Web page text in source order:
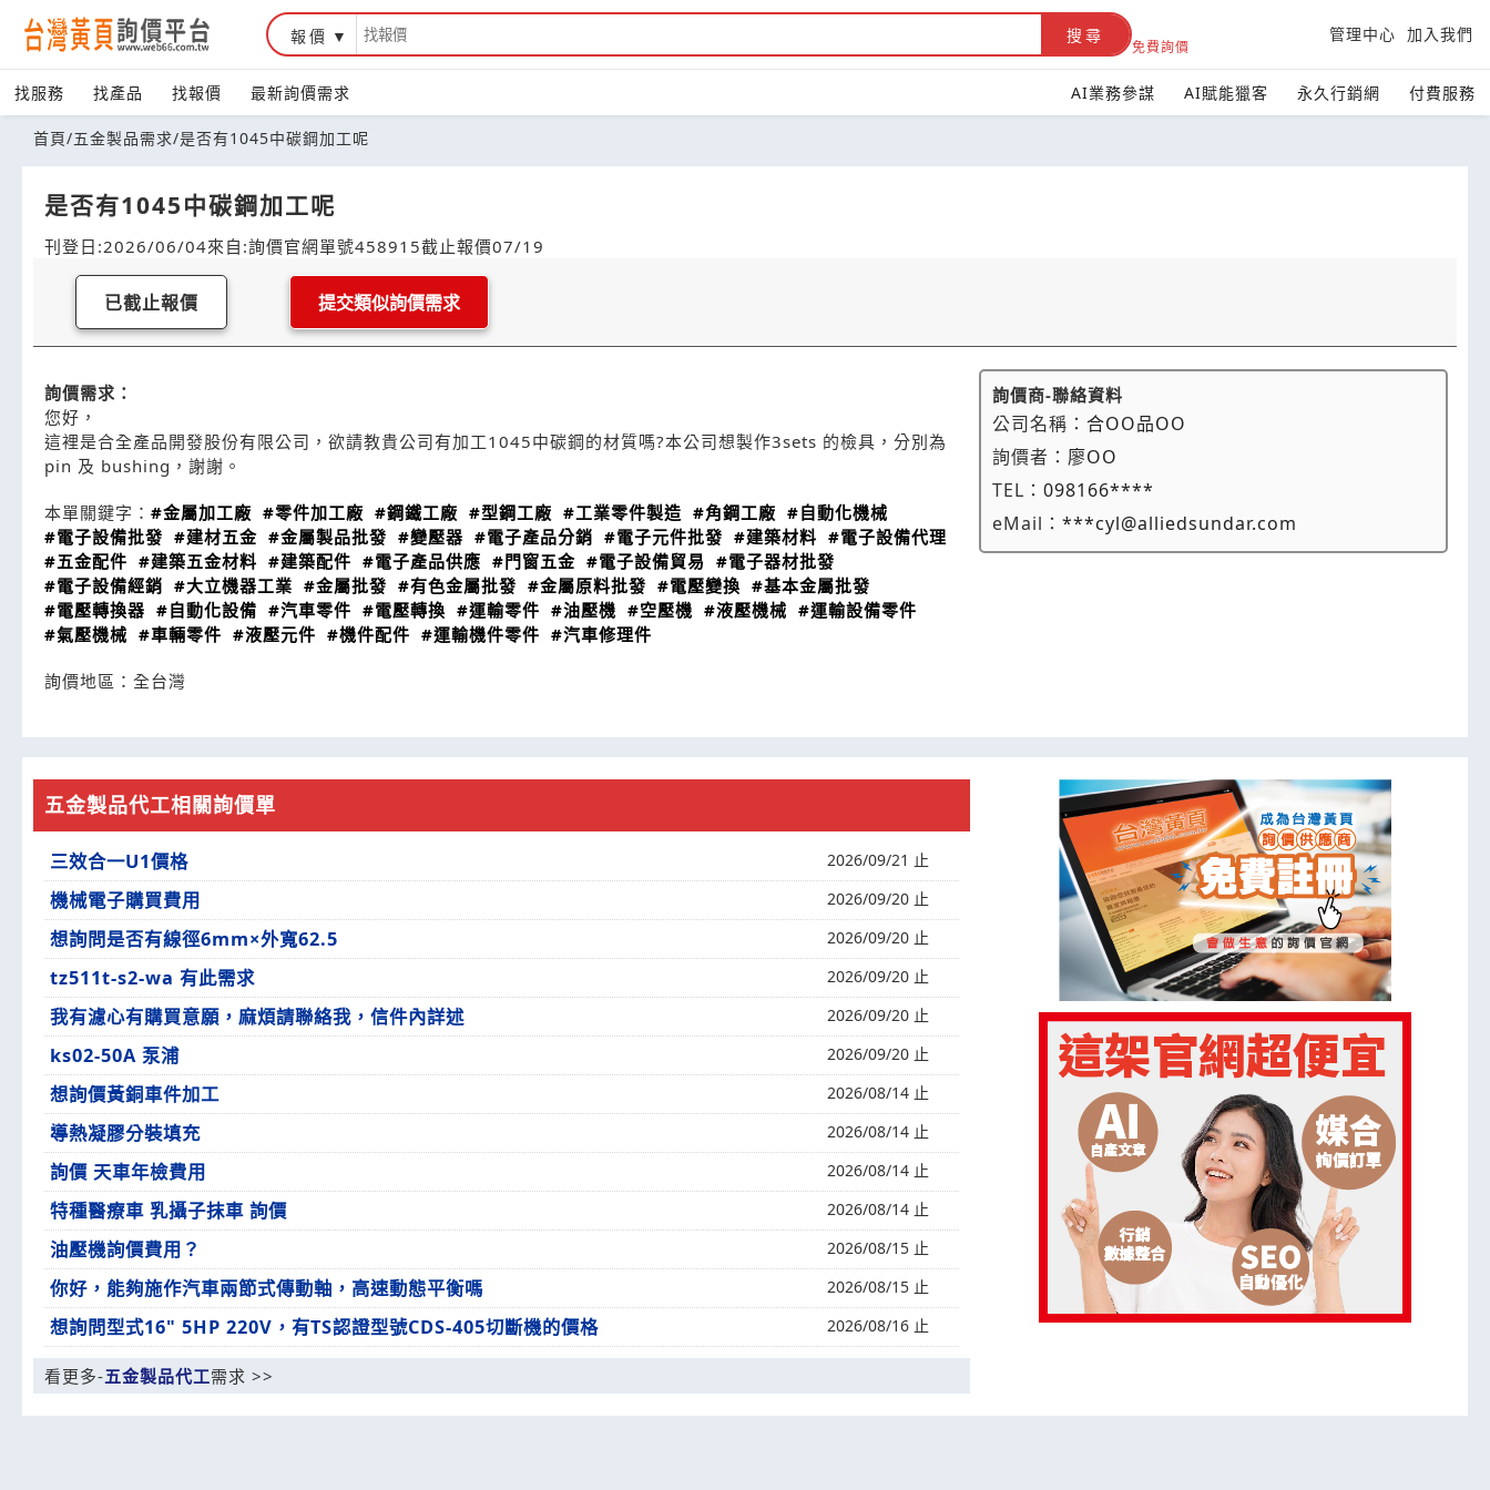
報價 搜尋
免費詢價
管理中心 加入我們
找服務 找產品 找報價 最新詢價需求 AI業務參謀 AI賦能獵客 永久行銷網 付費服務
首頁/五金製品需求/是否有1045中碳鋼加工呢
是否有1045中碳鋼加工呢
刊登日:2026/06/04來自:詢價官網單號458915截止報價07/19
已截止報價 提交類似詢價需求
詢價需求：
您好，
這裡是合全產品開發股份有限公司，欲請教貴公司有加工1045中碳鋼的材質嗎?本公司想製作3sets 的檢具，分別為
pin 及 bushing，謝謝。
本單關鍵字： #金屬加工廠 #零件加工廠 #鋼鐵工廠 #型鋼工廠 #工業零件製造 #角鋼工廠 #自動化機械
#電子設備批發 #建材五金 #金屬製品批發 #變壓器 #電子產品分銷 #電子元件批發 #建築材料 #電子設備代理
#五金配件 #建築五金材料 #建築配件 #電子產品供應 #門窗五金 #電子設備貿易 #電子器材批發
#電子設備經銷 #大立機器工業 #金屬批發 #有色金屬批發 #金屬原料批發 #電壓變換 #基本金屬批發
#電壓轉換器 #自動化設備 #汽車零件 #電壓轉換 #運輸零件 #油壓機 #空壓機 #液壓機械 #運輸設備零件
#氣壓機械 #車輛零件 #液壓元件 #機件配件 #運輸機件零件 #汽車修理件
詢價地區： 全台灣
詢價商-聯絡資料
公司名稱：合OO品OO
詢價者： 廖OO
TEL：098166****
eMail：***cyl@alliedsundar.com
五金製品代工相關詢價單
三效合一U1價格 2026/09/21 止
機械電子購買費用 2026/09/20 止
想詢問是否有線徑6mm×外寬62.5 2026/09/20 止
tz511t-s2-wa 有此需求 2026/09/20 止
我有濾心有購買意願，麻煩請聯絡我，信件內詳述 2026/09/20 止
ks02-50A 泵浦 2026/09/20 止
想詢價黃銅車件加工 2026/08/14 止
導熱凝膠分裝填充 2026/08/14 止
詢價 天車年檢費用 2026/08/14 止
特種醫療車 乳攝子抹車 詢價 2026/08/14 止
油壓機詢價費用？ 2026/08/15 止
你好，能夠施作汽車兩節式傳動軸，高速動態平衡嗎 2026/08/15 止
想詢問型式16" 5HP 220V，有TS認證型號CDS-405切斷機的價格 2026/08/16 止
看更多-五金製品代工需求 >>